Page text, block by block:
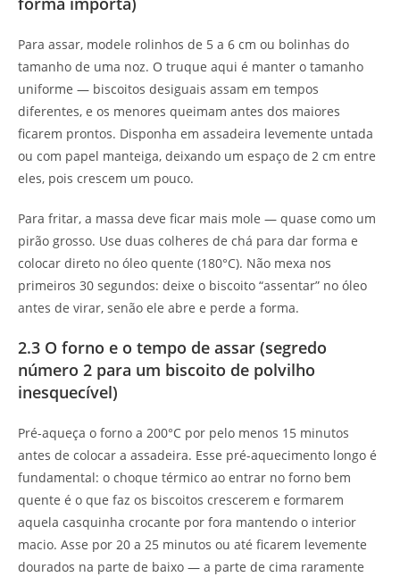
Para assar, modele rolinhos de 5 a 6 cm ou bolinhas do
tamanho de uma noz. O truque aqui é manter o tamanho
uniforme — biscoitos desiguais assam em tempos
diferentes, e os menores queimam antes dos maiores
ficarem prontos. Disponha em assadeira levemente untada
ou com papel manteiga, deixando um espaço de 2 cm entre
eles, pois crescem um pouco.
Para fritar, a massa deve ficar mais mole — quase como um
pirão grosso. Use duas colheres de chá para dar forma e
colocar direto no óleo quente (180°C). Não mexa nos
primeiros 30 segundos: deixe o biscoito “assentar” no óleo
antes de virar, senão ele abre e perde a forma.
2.3 O forno e o tempo de assar (segredo
número 2 para um biscoito de polvilho
inesquecível)
Pré-aqueça o forno a 200°C por pelo menos 15 minutos
antes de colocar a assadeira. Esse pré-aquecimento longo é
fundamental: o choque térmico ao entrar no forno bem
quente é o que faz os biscoitos crescerem e formarem
aquela casquinha crocante por fora mantendo o interior
macio. Asse por 20 a 25 minutos ou até ficarem levemente
dourados na parte de baixo — a parte de cima raramente